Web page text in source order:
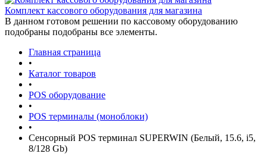
Комплект кассового оборудования для магазина
В данном готовом решении по кассовому оборудованию
подобраны подобраны все элементы.
Главная страница
•
Каталог товаров
•
POS оборудование
•
POS терминалы (моноблоки)
•
Сенсорный POS терминал SUPERWIN (Белый, 15.6, i5,
8/128 Gb)